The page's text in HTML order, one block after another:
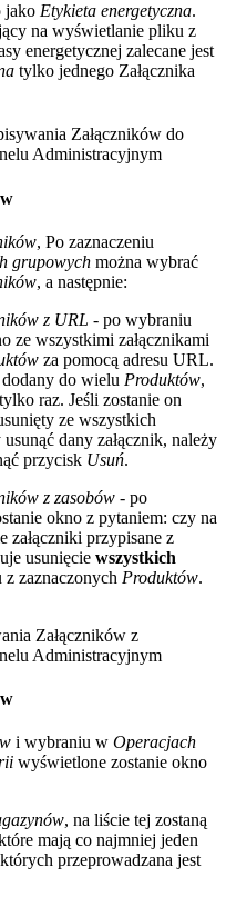
jako Etykieta energetyczna.
na wyświetlanie pliku z
energetycznej zalecane jest
tylko jednego Załącznika
Załączników do
Administracyjnym
, Po zaznaczeniu
grupowych można wybrać
, a następnie:
z URL - po wybraniu
ze wszystkimi załącznikami
za pomocą adresu URL.
do wielu Produktów,
raz. Jeśli zostanie on
ze wszystkich
dany załącznik, należy
przycisk Usuń.
z zasobów - po
okno z pytaniem: czy na
załączniki przypisane z
usunięcie wszystkich
z zaznaczonych Produktów.
Załączników z
Administracyjnym
i wybraniu w Operacjach
wyświetlone zostanie okno
, na liście tej zostaną
mają co najmniej jeden
przeprowadzana jest